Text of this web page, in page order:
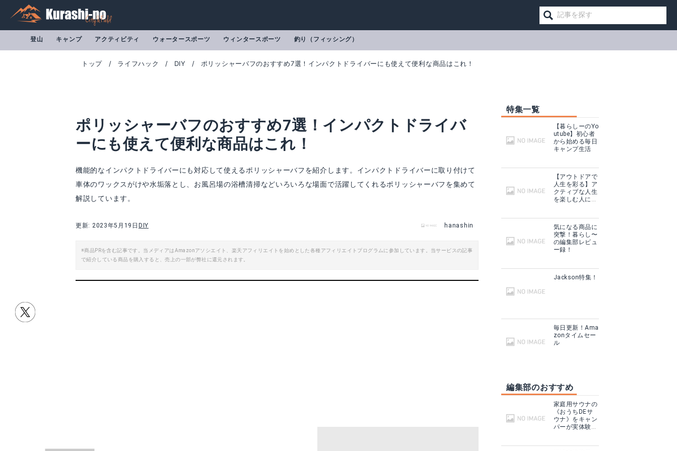
登山 キャンプ アクティビティ ウォータースポーツ ウィンタースポーツ 釣り（フィッシング）
トップ ライフハック DIY ポリッシャーバフのおすすめ7選！インパクトドライバーにも使えて便利な商品はこれ！
ポリッシャーバフのおすすめ7選！インパクトドライバ
ーにも使えて便利な商品はこれ！
機能的なインパクトドライバーにも対応して使えるポリッシャーバフを紹介します。インパクトドライバーに取り付けて
車体のワックスがけや水垢落とし、お風呂場の浴槽清掃などいろいろな場面で活躍してくれるポリッシャーバフを集めて
解説しています。
更新: 2023年5月19日 DIY hanashin
※商品PRを含む記事です。当メディアはAmazonアソシエイト、楽天アフィリエイトを始めとした各種アフィリエイトプログラムに参加しています。当サービスの記事
で紹介している商品を購入すると、売上の一部が弊社に還元されます。
Utoolmart 洗車用 研磨バフ タカギ EARTH MAN スポンジポリッシャー
楽天で詳細を見る
特集一覧
【暮らしーのYo
utube】初心者
から始める毎日
キャンプ生活
【アウトドアで
人生を彩る】ア
クティブな人生
を楽しむ人に話
気になる商品に
突撃！暮らし〜
の編集部レビュ
ー録！
Jackson特集！
毎日更新！Ama
zonタイムセー
ル
編集部のおすすめ
家庭用サウナの
《おうちDEサ
ウナ》をキャン
パーが実体験！